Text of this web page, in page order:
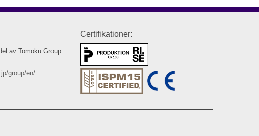
av Tomoku Group
group/en/
Certifikationer: